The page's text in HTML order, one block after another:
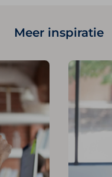
Meer inspiratie